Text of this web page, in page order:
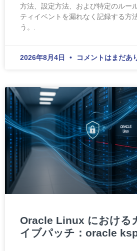
方法、設定方法、および特定のルー
ティイベントを漏れなく記録する方
う。.
2026年8月4日 コメントはまだあ
Oracle Linux における
イブパッチ：oracle